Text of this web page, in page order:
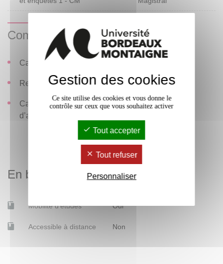
Compétences visées
Capacité à situer et collecter les données.
Regard critique.
Capacité à traduire une commande en protocole
d’analyse.
En bref
Mobilité d'études Oui
Accessible à distance Non
Gestion des cookies
Ce site utilise des cookies et vous donne le
contrôle sur ceux que vous souhaitez activer
Tout accepter
Tout refuser
Personnaliser